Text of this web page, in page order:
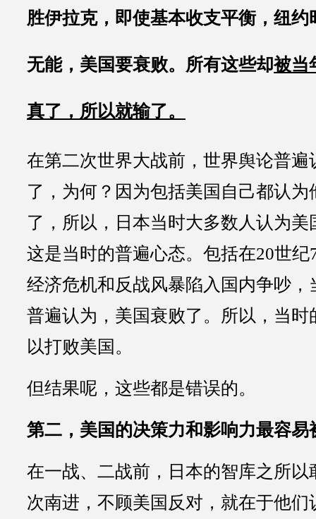
胜伊拉克，即使基本收支平衡，纽约
无能，美国要衰败。所有这些却被当
真了，所以就输了。
在第二次世界大战前，世界舆论普遍
了，为何？因为包括美国自己都认为
了，所以，日本当时大多数人认为美
这是当时的普遍心态。包括在20世纪
经济危机和反战风暴陷入国内争吵，
普遍认为，美国衰败了。所以，当时
以打败美国。
但结果呢，这些都是错误的。
第二，美国的决策力和影响力最容易
在一战、二战前，日本的智库之所以
次南进，不顾美国反对，就在于他们